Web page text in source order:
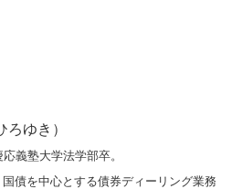
ゆき）
義塾大学法学部卒。
債を中心とする債券ディーリング業務